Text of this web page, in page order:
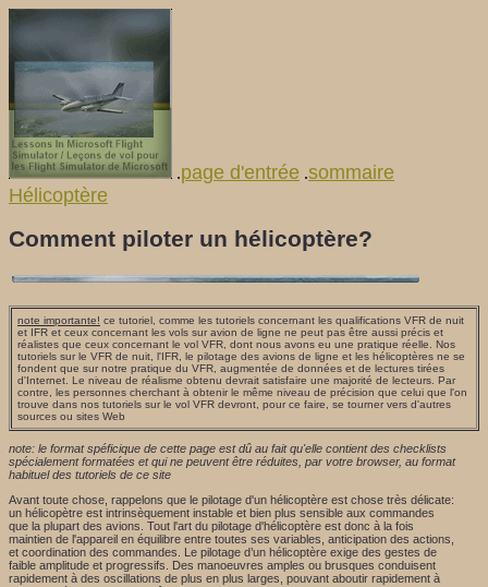
.page d'entrée .sommaire
Hélicoptère
Comment piloter un hélicoptère?
note importante! ce tutoriel, comme les tutoriels concernant les qualifications VFR de nuit
et IFR et ceux concernant les vols sur avion de ligne ne peut pas être aussi précis et
réalistes que ceux concernant le vol VFR, dont nous avons eu une pratique réelle. Nos
tutoriels sur le VFR de nuit, l'IFR, le pilotage des avions de ligne et les hélicoptères ne se
fondent que sur notre pratique du VFR, augmentée de données et de lectures tirées
d'Internet. Le niveau de réalisme obtenu devrait satisfaire une majorité de lecteurs. Par
contre, les personnes cherchant à obtenir le même niveau de précision que celui que l'on
trouve dans nos tutoriels sur le vol VFR devront, pour ce faire, se tourner vers d'autres
sources ou sites Web
note: le format spéficique de cette page est dû au fait qu'elle contient des checklists
spécialement formatées et qui ne peuvent être réduites, par votre browser, au format
habituel des tutoriels de ce site
Avant toute chose, rappelons que le pilotage d'un hélicoptère est chose très délicate:
un hélicopètre est intrinsèquement instable et bien plus sensible aux commandes
que la plupart des avions. Tout l'art du pilotage d'hélicoptère est donc à la fois
maintien de l'appareil en équilibre entre toutes ses variables, anticipation des actions,
et coordination des commandes. Le pilotage d’un hélicoptère exige des gestes de
faible amplitude et progressifs. Des manoeuvres amples ou brusques conduisent
rapidement à des oscillations de plus en plus larges, pouvant aboutir rapidement à